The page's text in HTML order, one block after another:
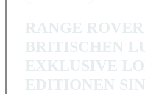
RANGE
BRITISCHEN
EXKLUSIVE
EDITIONEN